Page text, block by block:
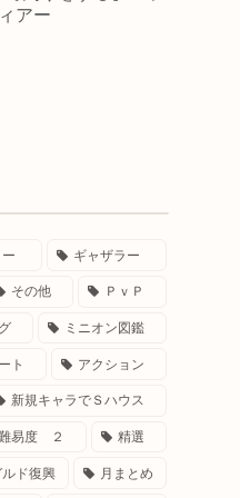
アー
ギャザラー
その他 ＰｖＰ
ミニオン図鑑
ト アクション
新規キャラでＳハウス
易度 ２ 精選
ド復興 月まとめ